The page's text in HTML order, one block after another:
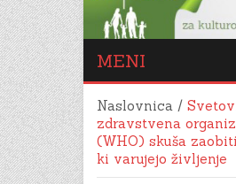
MENI
Naslovnica /
zdravstvena
(WHO) skuša
ki varujejo življenje